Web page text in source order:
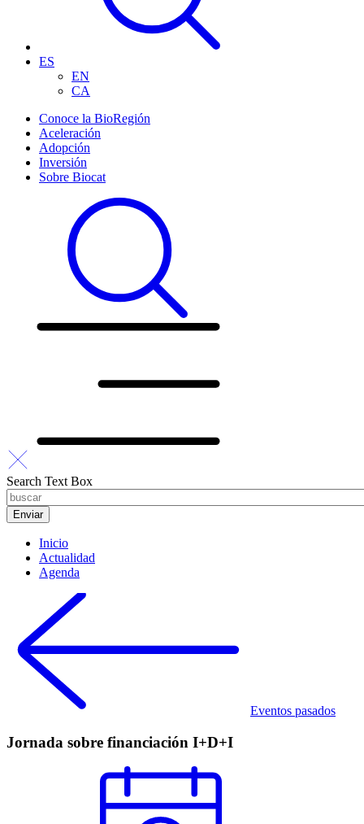
ES
EN
CA
Conoce la BioRegión
Aceleración
Adopción
Inversión
Sobre Biocat
Search Text Box
Inicio
Actualidad
Agenda
Eventos pasados
Jornada sobre financiación I+D+I